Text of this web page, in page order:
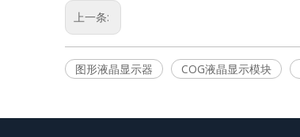
上一条:
图形液晶显示器 COG液晶显示模块